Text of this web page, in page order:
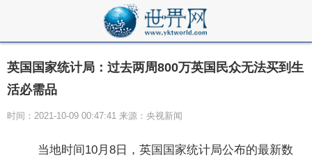
英国国家统计局：过去两周800万英国民众无法买到生
活必需品
时间：2021-10-09 00:47:41 来源：央视新闻
当地时间10月8日，英国国家统计局公布的最新数